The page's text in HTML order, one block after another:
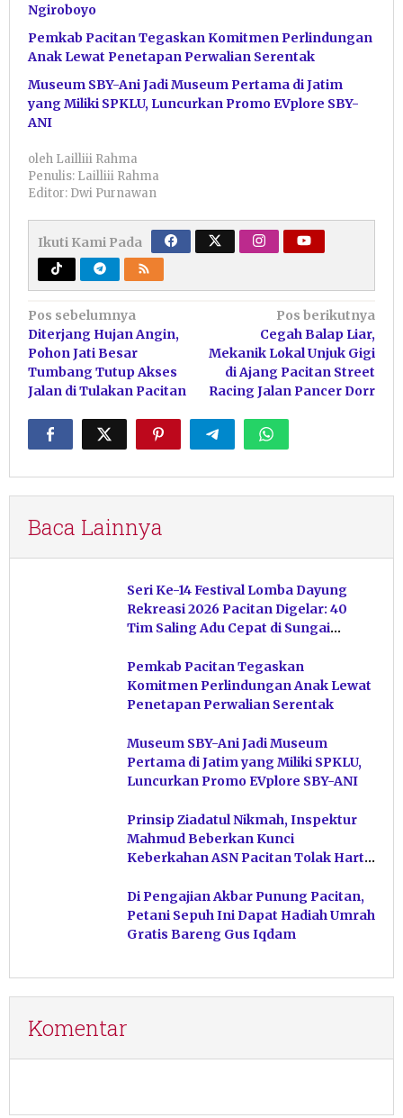
Ngiroboyo
Pemkab Pacitan Tegaskan Komitmen Perlindungan
Anak Lewat Penetapan Perwalian Serentak
Museum SBY-Ani Jadi Museum Pertama di Jatim
yang Miliki SPKLU, Luncurkan Promo EVplore SBY-
ANI
oleh Lailliii Rahma
Penulis: Lailliii Rahma
Editor: Dwi Purnawan
Ikuti Kami Pada
Navigasi
pos
Pos sebelumnya
Diterjang Hujan Angin,
Pohon Jati Besar
Tumbang Tutup Akses
Jalan di Tulakan Pacitan
Pos berikutnya
Cegah Balap Liar,
Mekanik Lokal Unjuk Gigi
di Ajang Pacitan Street
Racing Jalan Pancer Dorr
Baca Lainnya
Seri Ke-14 Festival Lomba Dayung
Rekreasi 2026 Pacitan Digelar: 40
Tim Saling Adu Cepat di Sungai
Pemkab Pacitan Tegaskan
Komitmen Perlindungan Anak Lewat
Penetapan Perwalian Serentak
Museum SBY-Ani Jadi Museum
Pertama di Jatim yang Miliki SPKLU,
Luncurkan Promo EVplore SBY-ANI
Prinsip Ziadatul Nikmah, Inspektur
Mahmud Beberkan Kunci
Keberkahan ASN Pacitan Tolak Harta
Di Pengajian Akbar Punung Pacitan,
Petani Sepuh Ini Dapat Hadiah Umrah
Gratis Bareng Gus Iqdam
Komentar